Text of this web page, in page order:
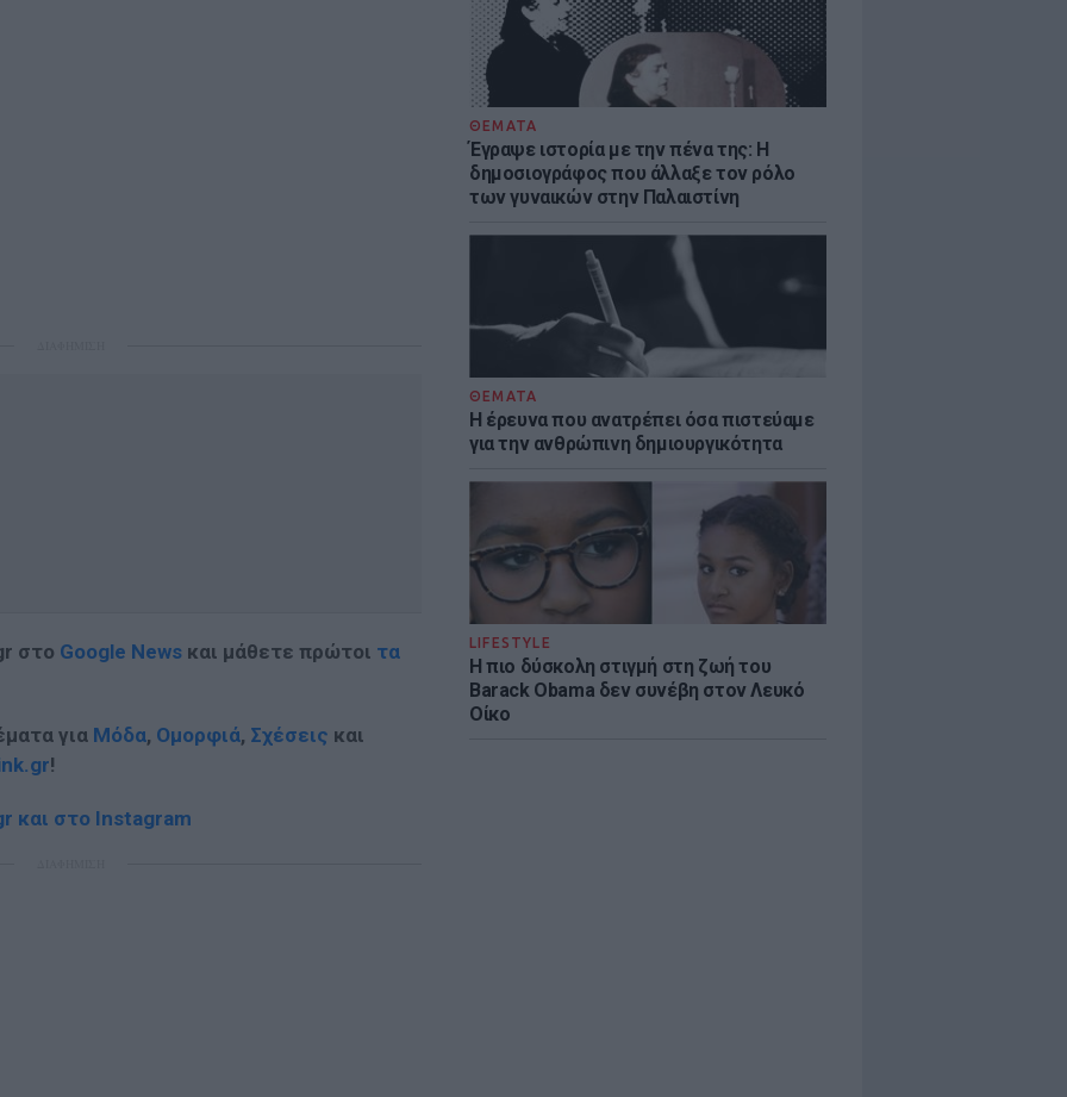
ΘΕΜΑΤΑ
Έγραψε ιστορία με την πένα της: Η
δημοσιογράφος που άλλαξε τον ρόλο
των γυναικών στην Παλαιστίνη
ΘΕΜΑΤΑ
Η έρευνα που ανατρέπει όσα πιστεύαμε
για την ανθρώπινη δημιουργικότητα
LIFESTYLE
Η πιο δύσκολη στιγμή στη ζωή του
Barack Obama δεν συνέβη στον Λευκό
Οίκο
στο Google News και μάθετε πρώτοι τα
για Μόδα, Ομορφιά, Σχέσεις και
!
και στο Instagram